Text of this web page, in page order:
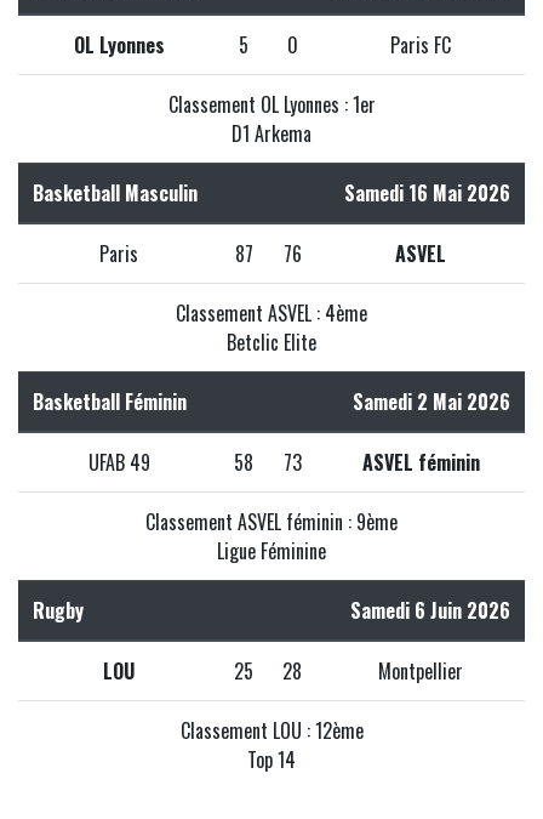
OL Lyonnes 5 0 Paris FC
Classement OL Lyonnes : 1er
D1 Arkema
Basketball Masculin Samedi 16 Mai 2026
Paris 87 76 ASVEL
Classement ASVEL : 4ème
Betclic Elite
Basketball Féminin Samedi 2 Mai 2026
UFAB 49 58 73 ASVEL féminin
Classement ASVEL féminin : 9ème
Ligue Féminine
Rugby Samedi 6 Juin 2026
LOU 25 28 Montpellier
Classement LOU : 12ème
Top 14